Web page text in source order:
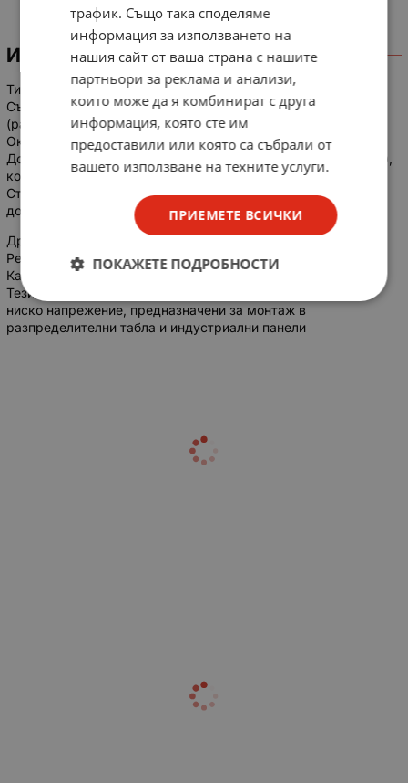
ИНФОРМАЦИЯ
Тип аксесоар: Клемни капаци (Terminal covers).
Съвместимост: Използва се специално за гамата Dilos 0
(разединители от 32A до 63A за монтаж на DIN-шина).
Окомплектовка: Доставя се като комплект от 2 броя.
Допълнителни функции: Капаците са пломбируеми (sealable),
което предотвратява неразрешен достъп до клемите.
Степен на защита: Осигуряват защита срещу директен
допир.
Други номера за идентификация:
Референтен номер (Ref. No.): 652016.
Каталожен номер (Cat. No.): V/333-013760.
Тези капаци са част от индустриалните решения на GE за
ниско напрежение, предназначени за монтаж в
разпределителни табла и индустриални панели
трафик. Също така споделяме
информация за използването на
нашия сайт от ваша страна с нашите
партньори за реклама и анализи,
които може да я комбинират с друга
информация, която сте им
предоставили или която са събрали от
вашето използване на техните услуги.
ПРИЕМЕТЕ ВСИЧКИ
ПОКАЖЕТЕ ПОДРОБНОСТИ